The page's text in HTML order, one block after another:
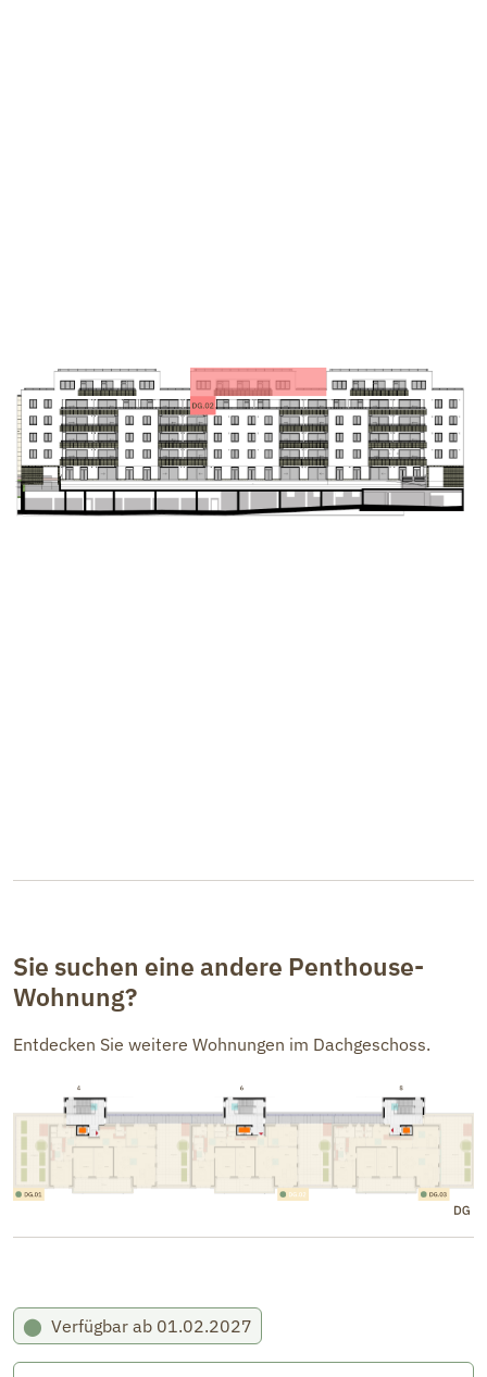
Sie suchen eine andere Penthouse-
Wohnung?
Entdecken Sie weitere Wohnungen im Dachgeschoss.
⬤ Verfügbar ab 01.02.2027